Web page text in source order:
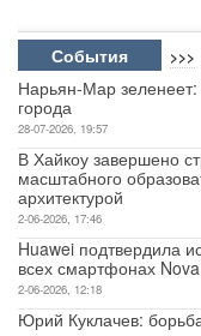
События >>>
Нарьян-Мар
города
28-07-2026, 19:57
В Хайкоу завершено
масштабного
архитектурой
2-06-2026, 17:46
Huawei подтвердила
всех смартфонах
2-06-2026, 12:18
Юрий Куклачев: